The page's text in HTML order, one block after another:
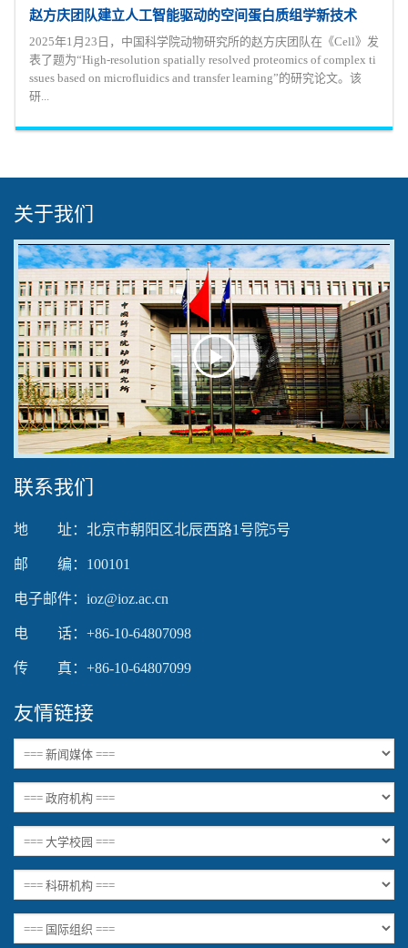
赵方庆团队建立人工智能驱动的空间蛋白质组学新技术
2025年1月23日，中国科学院动物研究所的赵方庆团队在《Cell》发
表了题为“High-resolution spatially resolved proteomics of complex ti
ssues based on microfluidics and transfer learning”的研究论文。该
研...
关于我们
Play
Video
联系我们
地 址：北京市朝阳区北辰西路1号院5号
邮 编：100101
电子邮件：ioz@ioz.ac.cn
电 话：+86-10-64807098
传 真：+86-10-64807099
友情链接